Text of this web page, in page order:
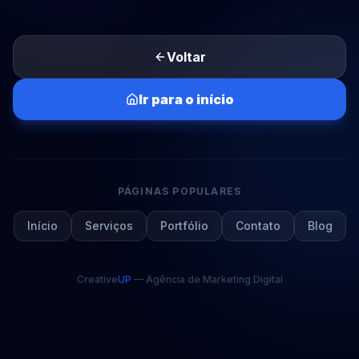
Voltar
Ir para o início
PÁGINAS POPULARES
Início Serviços Portfólio Contato Blog
CreativeUP — Agência de Marketing Digital